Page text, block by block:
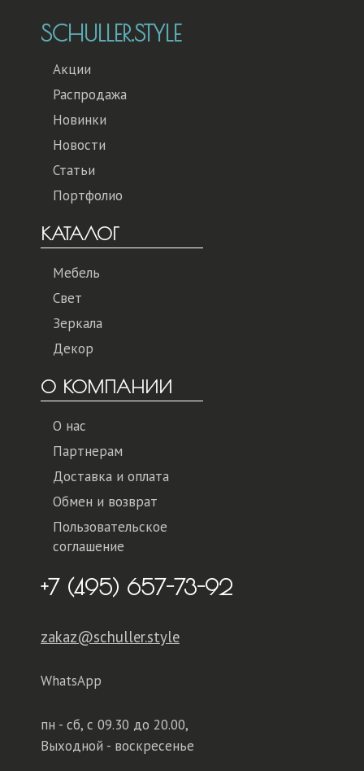
SCHULLER.STYLE
Акции
Распродажа
Новинки
Новости
Статьи
Портфолио
КАТАЛОГ
Мебель
Свет
Зеркала
Декор
О КОМПАНИИ
О нас
Партнерам
Доставка и оплата
Обмен и возврат
Пользовательское
соглашение
+7 (495) 657-73-92
zakaz@schuller.style
WhatsApp
пн - сб, с 09.30 до 20.00,
Выходной - воскресенье